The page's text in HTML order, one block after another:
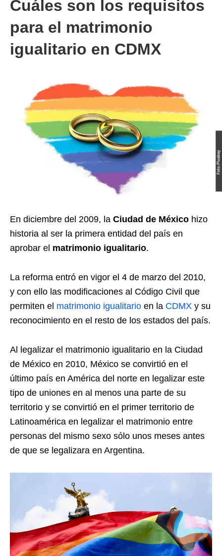
Cuáles son los requisitos
para el matrimonio
igualitario en CDMX
En diciembre del 2009, la Ciudad de México hizo
historia al ser la primera entidad del país en
aprobar el matrimonio igualitario.
La reforma entró en vigor el 4 de marzo del 2010,
y con ello las modificaciones al Código Civil que
permiten el matrimonio igualitario en la CDMX y su
reconocimiento en el resto de los estados del país.
Al legalizar el matrimonio igualitario en la Ciudad
de México en 2010, México se convirtió en el
último país en América del norte en legalizar este
tipo de uniones en al menos una parte de su
territorio y se convirtió en el primer territorio de
Latinoamérica en legalizar el matrimonio entre
personas del mismo sexo sólo unos meses antes
de que se legalizara en Argentina.